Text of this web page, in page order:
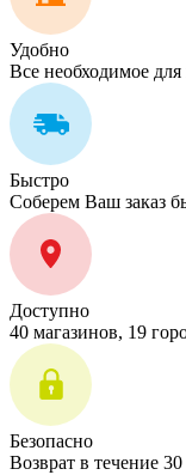
Удобно
Все необходимое
Быстро
Соберем Ваш заказ
Доступно
40 магазинов, 19
Безопасно
Возврат в течение